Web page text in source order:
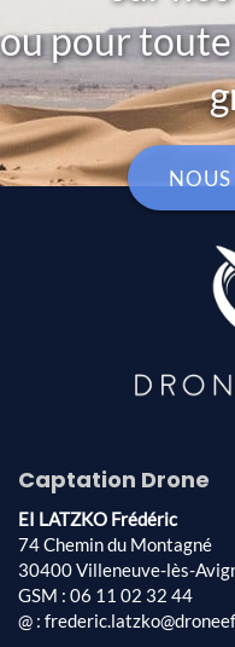
ou pour
Captation Drone
EI LATZKO Frédéric
74 Chemin du Montagné
30400 Villeneuve-lès-
GSM : 06 11 02 32 44
@ :